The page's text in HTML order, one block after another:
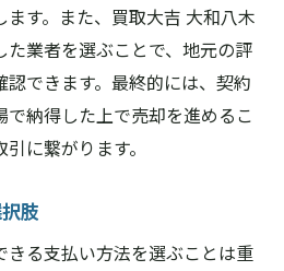
す。また、買取大吉 大和八木
業者を選ぶことで、地元の評
できます。最終的には、契約
納得した上で売却を進めるこ
に繋がります。
肢
る支払い方法を選ぶことは重